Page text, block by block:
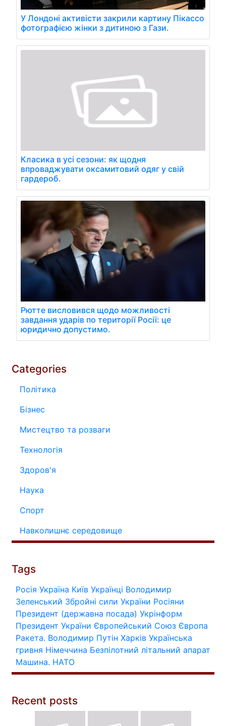
У Лондоні активісти закрили картину Пікассо
фотографією жінки з дитиною з Гази.
Класика в усі сезони: як щодня
впроваджувати оксамитовий одяг у свій
гардероб.
Рютте висловився щодо можливості
завдання ударів по території Росії: це
юридично допустимо.
Categories
Політика
Бізнес
Мистецтво та розваги
Технологія
Здоров'я
Наука
Спорт
Навколишнє середовище
Tags
Росія Україна Київ Українці Володимир
Зеленський Збройні сили України Росіяни
Президент (державна посада) Укрінформ
Президент України Європейський Союз Європа
Ракета. Володимир Путін Харків Українська
гривня Німеччина Безпілотний літальний апарат
Машина. НАТО
Recent posts